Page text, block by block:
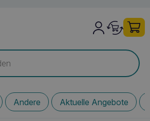
Andere Aktuelle Angebote